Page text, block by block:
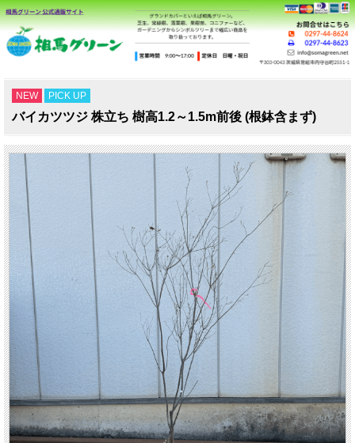
NEW PICK UP
バイカツツジ 株立ち 樹高1.2～1.5m前後 (根鉢含まず)